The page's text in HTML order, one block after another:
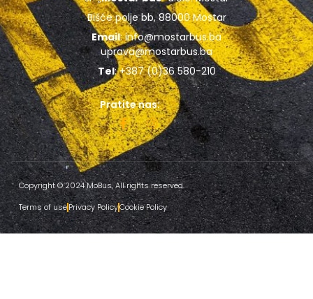
Bišće polje bb, 88000 Mostar
Email:info@mostarbus.ba
uprava@mostarbus.ba
Tel: +387 (0)36 580-210
Pratite nas:
Copyright © 2024 MoBus, All rights reserved.
Terms of usePrivacy PolicyCookie Policy